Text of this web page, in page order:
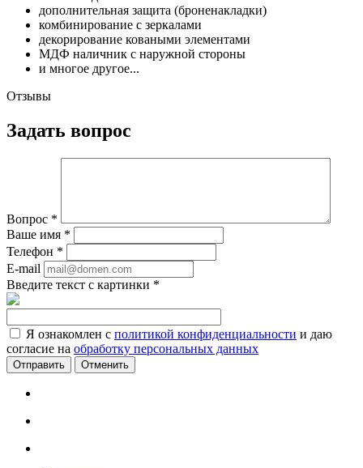
дополнительная защита (броненакладки)
комбинирование с зеркалами
декорирование коваными элементами
МДФ наличник с наружной стороны
и многое другое...
Отзывы
Задать вопрос
Вопрос *
Ваше имя *
Телефон *
E-mail
Введите текст с картинки *
Я ознакомлен с политикой конфиденциальности и даю
согласие на обработку персональных данных
Отменить